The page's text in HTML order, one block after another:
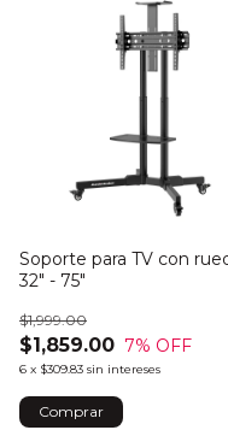
Soporte para TV con
32" - 75"
$1,859.00
$1,999.00
7% OFF
6 x $309.83 sin intereses